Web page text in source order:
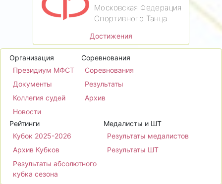
Московская Федерация
Спортивного Танца
Достижения
Организация
Президиум МФСТ
Документы
Коллегия судей
Новости
Соревнования
Соревнования
Результаты
Архив
Рейтинги
Кубок 2025-2026
Архив Кубков
Результаты абсолютного
кубка сезона
Медалисты и ШТ
Результаты медалистов
Результаты ШТ